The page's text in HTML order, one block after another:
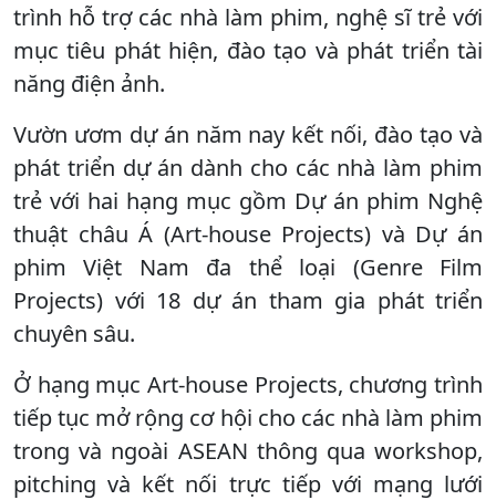
trình hỗ trợ các nhà làm phim, nghệ sĩ trẻ với
mục tiêu phát hiện, đào tạo và phát triển tài
năng điện ảnh.
Vườn ươm dự án năm nay kết nối, đào tạo và
phát triển dự án dành cho các nhà làm phim
trẻ với hai hạng mục gồm Dự án phim Nghệ
thuật châu Á (Art-house Projects) và Dự án
phim Việt Nam đa thể loại (Genre Film
Projects) với 18 dự án tham gia phát triển
chuyên sâu.
Ở hạng mục Art-house Projects, chương trình
tiếp tục mở rộng cơ hội cho các nhà làm phim
trong và ngoài ASEAN thông qua workshop,
pitching và kết nối trực tiếp với mạng lưới